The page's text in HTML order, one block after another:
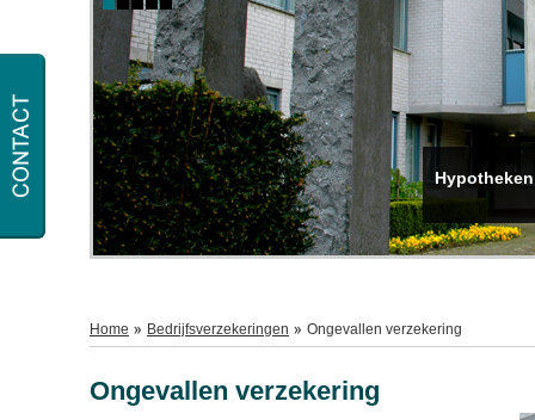
Hypotheken
Home Bedrijfsverzekeringen Ongevallen verzekering
Ongevallen verzekering